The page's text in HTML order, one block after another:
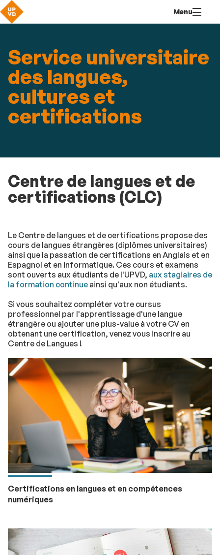
contenu
Menu
Service universitaire
des langues,
cultures et
certifications
Centre de langues et de
certifications (CLC)
Le Centre de langues et de certifications propose des
cours de langues étrangères (diplômes universitaires)
ainsi que la passation de certifications en Anglais et en
Espagnol et en informatique. Ces cours et examens
sont ouverts aux étudiants de l'UPVD, aux stagiaires de
la formation continue ainsi qu'aux non étudiants.
Si vous souhaitez compléter votre cursus
professionnel par l'apprentissage d'une langue
étrangère ou ajouter une plus-value à votre CV en
obtenant une certification, venez vous inscrire au
Centre de Langues !
Certifications en langues et en compétences
numériques